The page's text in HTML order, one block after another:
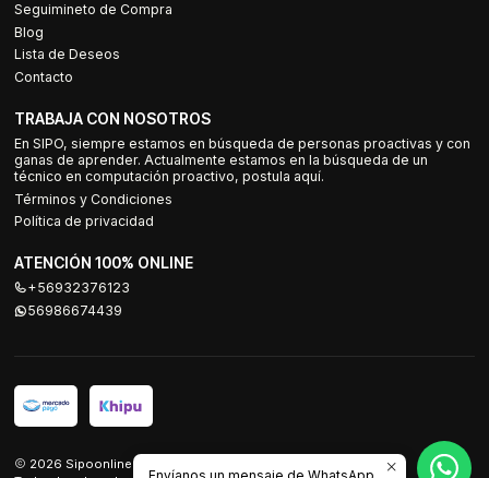
Seguimineto de Compra
Blog
Lista de Deseos
Contacto
TRABAJA CON NOSOTROS
En SIPO, siempre estamos en búsqueda de personas proactivas y con
ganas de aprender. Actualmente estamos en la búsqueda de un
técnico en computación proactivo, postula aquí.
Términos y Condiciones
Política de privacidad
ATENCIÓN 100% ONLINE
+56932376123
56986674439
2026 Sipoonline.
Envíanos un mensaje de WhatsApp